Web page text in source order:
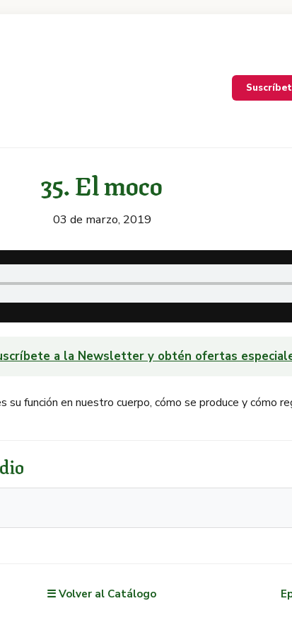
35. El moco
03 de marzo, 2019
a la Newsletter y obtén ofertas
su función en nuestro cuerpo, cómo se produce y cómo
☰ Volver al Catálogo